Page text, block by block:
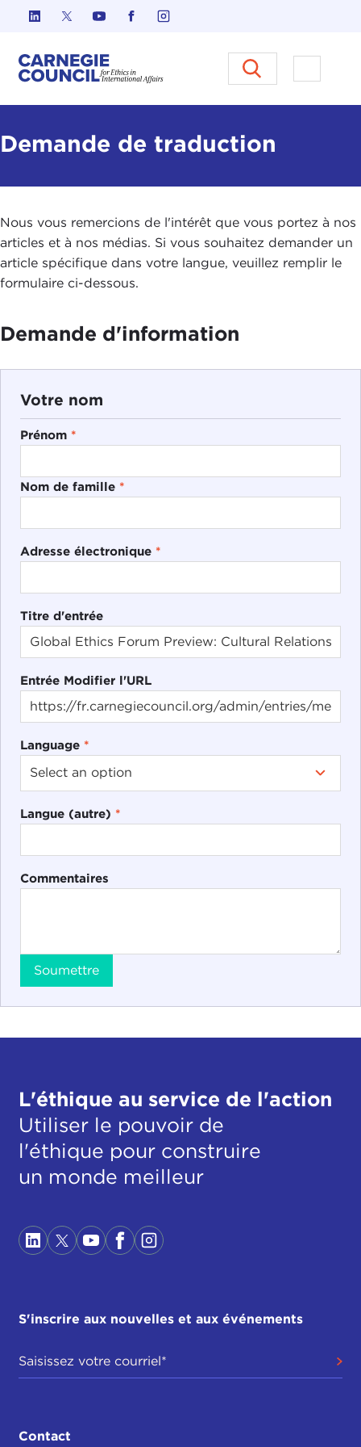
Skip to content
Carnegie Council sur
Ouvrir
Demande de traduction
Nous vous remercions de l'intérêt que vous portez à nos
articles et à nos médias. Si vous souhaitez demander un
article spécifique dans votre langue, veuillez remplir le
formulaire ci-dessous.
Demande d'information
Votre nom
Prénom *
Nom de famille *
Adresse électronique *
Titre d'entrée
Entrée Modifier l'URL
Language *
Langue (autre) *
Commentaires
Soumettre
L'éthique au service de l'action
Utiliser le pouvoir de
l'éthique pour construire
un monde meilleur
S'inscrire aux nouvelles et aux événements
Contact